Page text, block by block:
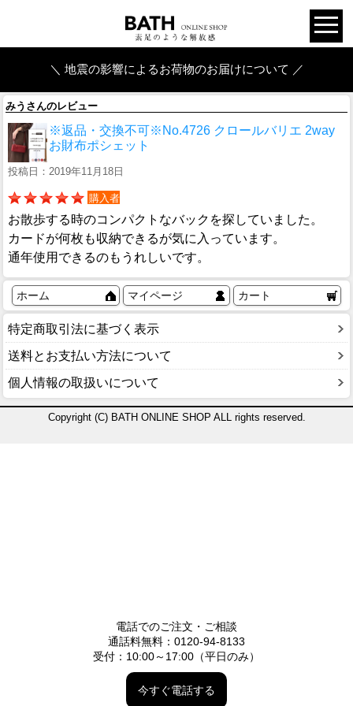
＼ 地震の影響によるお荷物のお届けについて ／
みうさんのレビュー
※返品・交換不可※No.4726 クロールバリエ 2way
お財布ポシェット
投稿日：2019年11月18日
購入者
お散歩する時のコンパクトなバックを探していました。
カードが何枚も収納できるが気に入っています。
通年使用できるのもうれしいです。
ホーム マイページ カート
特定商取引法に基づく表示
送料とお支払い方法について
個人情報の取扱いについて
Copyright (C) BATH ONLINE SHOP ALL rights reserved.
電話でのご注文・ご相談
通話料無料：0120-94-8133
受付：10:00～17:00（平日のみ）
今すぐ電話する